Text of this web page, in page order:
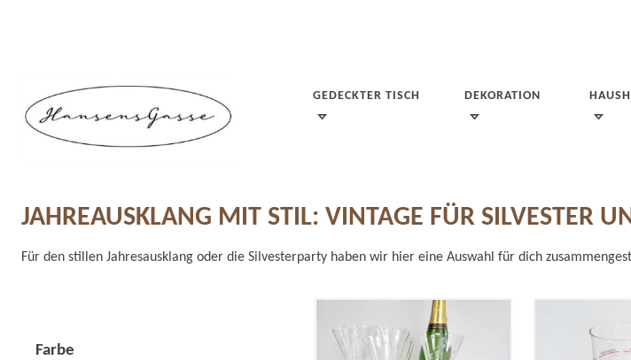
GEDECKTER TISCH DEKORATION
JAHREAUSKLANG MIT STIL: VINTAGE FÜR SILVESTER
Für den stillen Jahresausklang oder die Silvesterparty haben wir hier eine Auswahl für dich
Farbe